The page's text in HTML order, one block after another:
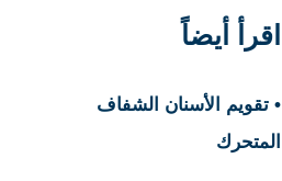
اقرأ أيضاً
• تقويم الأسنان الشفاف
المتحرك